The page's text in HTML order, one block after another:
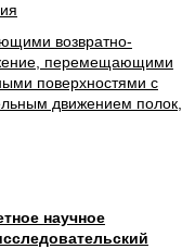
возвратно-
перемещающими
поверхностями с
движением полок,
научное